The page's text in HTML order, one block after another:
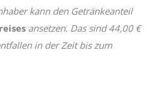
kann den Getränkeanteil
ansetzen. Das sind 44,00 €
in der Zeit bis zum